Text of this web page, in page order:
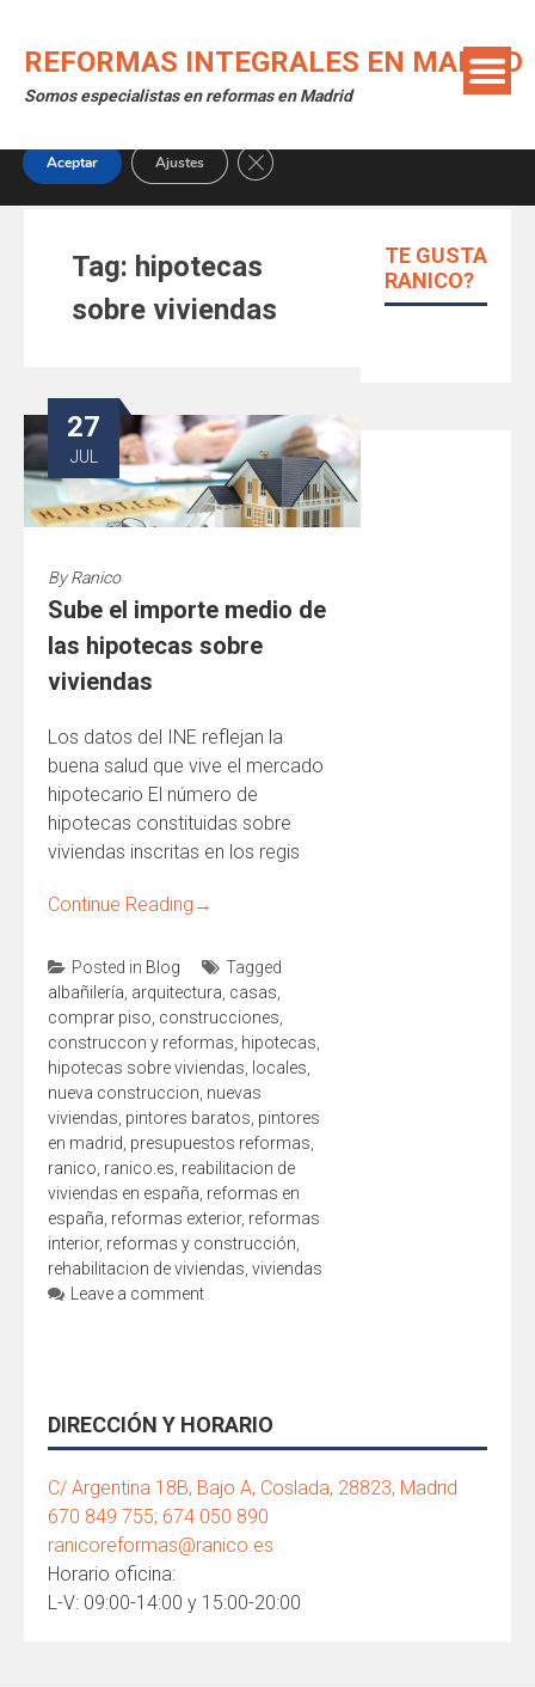
content
REFORMAS INTEGRALES EN MADRID
Somos especialistas en reformas en Madrid
Tag: hipotecas
sobre viviendas
27
JUL
ByRanico
Sube el importe medio de
las hipotecas sobre
viviendas
Los datos del INE reflejan la
buena salud que vive el mercado
hipotecario El número de
hipotecas constituidas sobre
viviendas inscritas en los regis
Continue Reading →
Posted in Blog
Tagged
albañilería arquitectura casas
comprar piso construcciones
construccon y reformas hipotecas
hipotecas sobre viviendas
locales
nueva construccion nuevas
viviendas pintores baratos pintores
en madrid presupuestos reformas
ranico ranico.es reabilitacion de
viviendas en españa reformas en
españa reformas exterior, reformas
interior, reformas y construcción
rehabilitacion de viviendas viviendas
Leave a comment
TE GUSTA
RANICO?
DIRECCIÓN Y HORARIO
C/ Argentina 18B, Bajo A, Coslada, 28823, Madrid
670 849 755; 674 050 890
ranicoreformas@ranico.es
Horario oficina:
L-V: 09:00-14:00 y 15:00-20:00
nuestra web.
Puedes aprender más sobre qué cookies utilizamos o
desactivarlas en losajustes.
Aceptar Ajustes Close GDPR Cookie Banner